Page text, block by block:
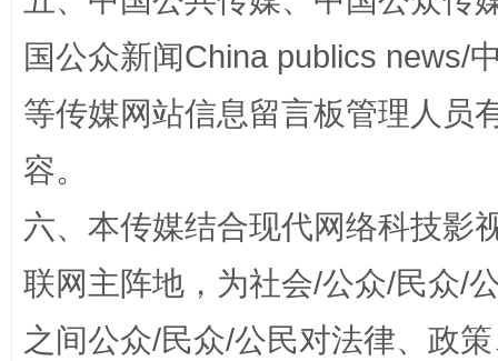
这是一记警钟！ 谢
国公众新闻China publics news/
等传媒网站信息留言板管理人员
容。
六、本传媒结合现代网络科技影
联网主阵地，为社会/公众/民众/
之间公众/民众/公民对法律、政